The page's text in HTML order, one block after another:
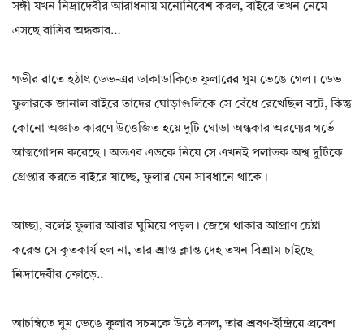
সঙ্গী যখন নিদ্রাদেবীর আরাধনায় মনোনিবেশ করল, বাইরে তখন নেমে
এসছে রাত্রির অন্ধকার…
গভীর রাতে হঠাৎ ডেভ-এর ডাকাডাকিতে ফুলারের ঘুম ভেঙে গেল। ডেভ
ফুলারকে জানাল বাইরে তাদের ঘোড়াগুলিকে সে বেঁধে রেখেছিল বটে, কিন্তু
কোনো অজ্ঞাত কারণে উত্তেজিত হয়ে দুটি ঘোড়া অন্ধকার অরণ্যের গর্ভে
আত্মগোপন করেছে। অতএব এডকে নিয়ে সে এখনই পলাতক অশ্ব দুটিকে
গ্রেপ্তার করতে বাইরে যাচ্ছে, ফুলার যেন সাবধানে থাকে।
আচ্ছা, বলেই ফুলার আবার ঘুমিয়ে পড়ল। জেগে থাকার আপ্রাণ চেষ্টা
করেও সে কৃতকার্য হল না, তার শ্রান্ত ক্লান্ত দেহ তখন বিশ্রাম চাইছে
নিদ্রাদেবীর ক্রোড়ে..
আচম্বিতে ঘুম ভেঙে ফুলার সচমকে উঠে বসল, তার শ্রবণ-ইন্দ্রিয়ে প্রবেশ